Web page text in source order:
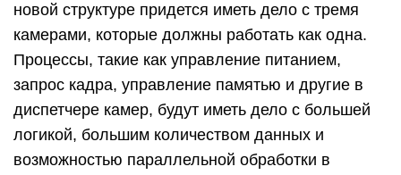
новой структуре придется иметь дело с тремя
камерами, которые должны работать как одна.
Процессы, такие как управление питанием,
запрос кадра, управление памятью и другие в
диспетчере камер, будут иметь дело с большей
логикой, большим количеством данных и
возможностью параллельной обработки в